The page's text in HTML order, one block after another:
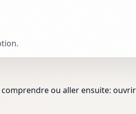
ou aller ensuite: